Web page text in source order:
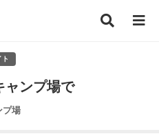
ト
ャンプ場で
プ場